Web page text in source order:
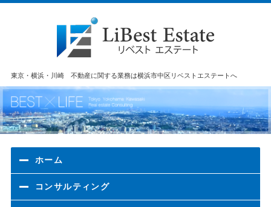
東京・横浜・川崎 不動産に関する業務は横浜市中区リベストエステートへ
ホーム
コンサルティング